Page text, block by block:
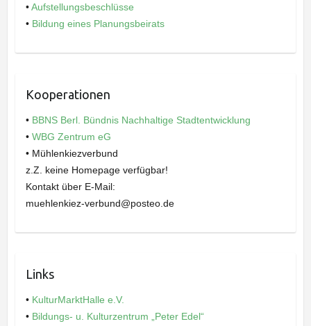
•Aufstellungsbeschlüsse
• Bildung eines Planungsbeirats
Kooperationen
• BBNS Berl. Bündnis Nachhaltige Stadtentwicklung
• WBG Zentrum eG
• Mühlenkiezverbund
z.Z. keine Homepage verfügbar!
Kontakt über E-Mail:
muehlenkiez-verbund@posteo.de
Links
• KulturMarktHalle e.V.
• Bildungs- u. Kulturzentrum „Peter Edel“